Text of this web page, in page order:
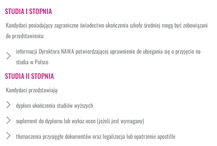
STUDIA I STOPNIA
Kandydaci posiadający zagraniczne świadectwo ukończenia szkoły średniej mogą być zobowiązani
do przedstawienia:
informacji Dyrektora NAWA potwierdzającej uprawnienie do ubiegania się o przyjęcie na
studia w Polsce
STUDIA II STOPNIA
Kandydaci przedstawiają:
dyplom ukończenia studiów wyższych
suplement do dyplomu lub wykaz ocen (jeżeli jest wymagany)
tłumaczenia przysięgłe dokumentów oraz legalizacja lub opatrzenie apostille